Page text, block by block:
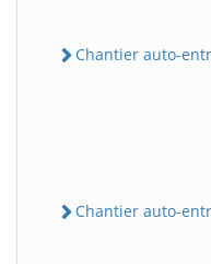
Chantier auto-
Chantier auto-